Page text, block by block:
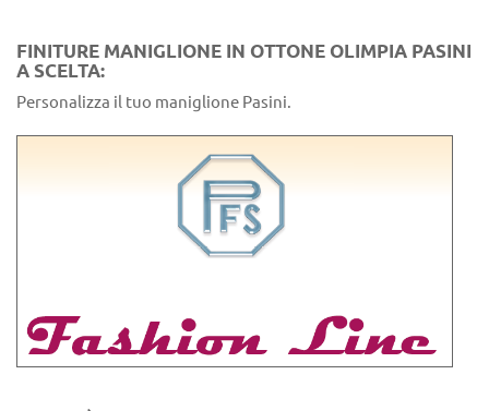
FINITURE MANIGLIONE IN OTTONE OLIMPIA PASINI
A SCELTA:
Personalizza il tuo maniglione Pasini.